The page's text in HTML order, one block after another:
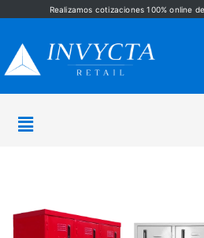
Realizamos cotizaciones 100% online